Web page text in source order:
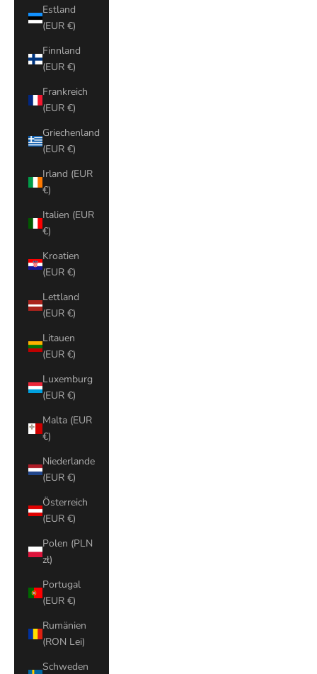
Estland
(EUR €)
Finnland
(EUR €)
Frankreich
(EUR €)
Griechenland
(EUR €)
Irland (EUR
€)
Italien (EUR
€)
Kroatien
(EUR €)
Lettland
(EUR €)
Litauen
(EUR €)
Luxemburg
(EUR €)
Malta (EUR
€)
Niederlande
(EUR €)
Österreich
(EUR €)
Polen (PLN
zł)
Portugal
(EUR €)
Rumänien
(RON Lei)
Schweden